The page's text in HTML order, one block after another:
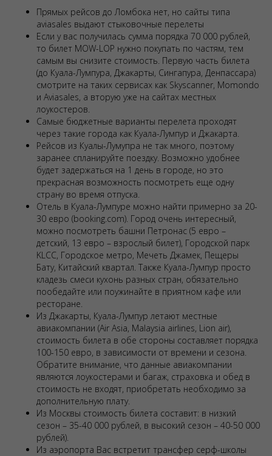
Прямых рейсов до Ломбока нет, но сайты типа
aviasales выдают стыковочные перелеты
Если у вас получилась сумма порядка 70 000 рублей,
то билет MOW-LOP нужно покупать по частям, тем
самым вы снизите стоимость. Первую часть билета
(до Куала-Лумпура, Джакарты, Сингапура, Денпассара)
смотрите на таких сервисах как Skyscanner, Momondo
и Aviasales, а вторую уже на сайтах местных
лоукостеров.
Самые бюджетные варианты перелета проходят
через такие города как Куала-Лумпур и Джакарта.
Рейсов из Куалы-Лумупра не так много, поэтому
заранее спланируйте поездку. Возможно удобнее
будет задержаться на 1 день в городе, но это
прекрасная возможность посмотреть еще одну
страну во время отпуска.
Отель в Куала-Лумпуре можно найти примерно за 20-
30 евро (booking.com). Город очень интересный,
можно посмотреть башни Петронас (5 евро –
детский, 13 евро – взрослый билет), Городской парк
KLCC, Городское метро, Мечеть Джамек, Пещеры
Бату, Китайский квартал. Также Куала-Лумпур просто
кладезь смеси кухонь разных стран, обязательно
пообедайте или поужинайте в приятном кафе или
ресторане.
Из Джакарты, Куала-Лумпур летают местные
авиакомпании (Air Asia, Malaysia airlines, Lion air),
стоимость билета в обе стороны составляет порядка
100-150 евро, в зависимости от времени и сезона.
Обратите внимание, что данные авиакомпании
являются лоукостерами и багаж, страховка и обед в
стоимость не входят, приобретать необходимо за
дополнительную плату.
Из Москвы стоимость билета составит: в низкий
сезон – 35-40 000 рублей, в высокий сезон – 40-50 000
рублей).
Из аэропорта Вас встретит трансфер серф-школы